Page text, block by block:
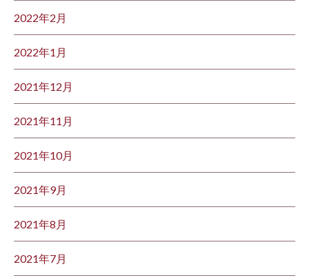
2022年2月
2022年1月
2021年12月
2021年11月
2021年10月
2021年9月
2021年8月
2021年7月